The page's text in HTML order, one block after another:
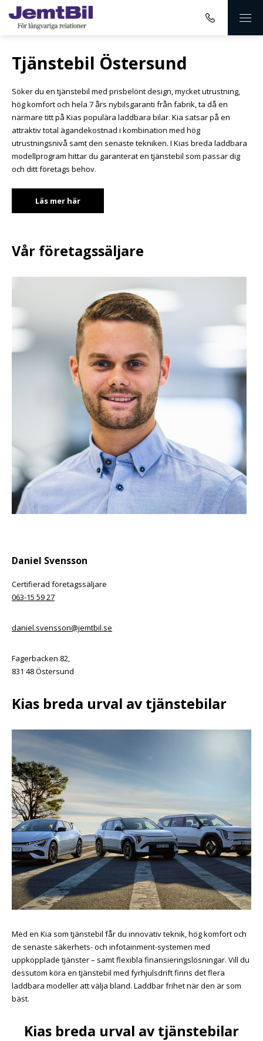
Tjänstebil Östersund
Söker du en tjänstebil med prisbelönt design, mycket utrustning,
hög komfort och hela 7 års nybilsgaranti från fabrik, ta då en
närmare titt på Kias populära laddbara bilar. Kia satsar på en
attraktiv total ägandekostnad i kombination med hög
utrustningsnivå samt den senaste tekniken. I Kias breda laddbara
modellprogram hittar du garanterat en tjänstebil som passar dig
och ditt företags behov.
Läs mer här
Vår företagssäljare
Daniel Svensson
Certifierad företagssäljare
063-15 59 27
daniel.svensson@jemtbil.se
Fagerbacken 82,
831 48 Östersund
Kias breda urval av tjänstebilar
Med en Kia som tjänstebil får du innovativ teknik, hög komfort och
de senaste säkerhets- och infotainment-systemen med
uppkopplade tjänster – samt flexibla finansieringslösningar. Vill du
dessutom köra en tjänstebil med fyrhjulsdrift finns det flera
laddbara modeller att välja bland. Laddbar frihet när den är som
bäst.
Kias breda urval av tjänstebilar